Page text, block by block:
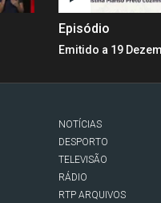
Episódio
Emitido a 19
NOTÍCIAS
DESPORTO
TELEVISÃO
RÁDIO
RTP ARQUIVOS